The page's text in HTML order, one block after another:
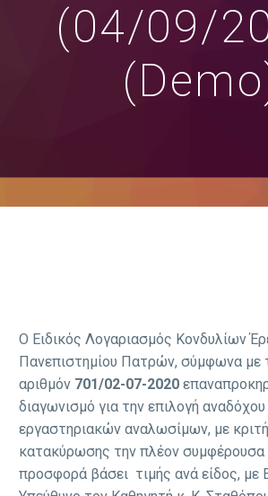
(04/09/
Ο Ειδικός Λογαριασμός Κονδυλίων
Πανεπιστημίου Πατρών, σύμφωνα με
αριθμόν 701/02-07-2020
διαγωνισμό για την επιλογή
εργαστηριακών αναλωσίμων, με
κατακύρωσης την πλέον συμφέρουσα
προσφορά βάσει τιμής ανά είδος, με